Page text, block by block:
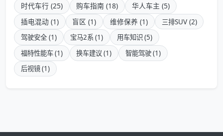
时代车行 (25)
购车指南 (18)
华人车主 (5)
插电混动 (1)
盲区 (1) 维修保养 (1)
三排SUV (2)
驾驶安全 (1)
宝马2系 (1)
用车知识 (5)
福特性能车 (1)
换车建议 (1)
智能驾驶 (1)
后视镜 (1)